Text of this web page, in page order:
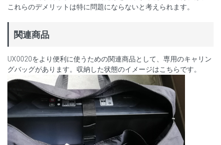
これらのデメリットは特に問題にならないと考えられます。
関連商品
UX0020をより便利に使うための関連商品として、専用のキャリン
グバッグがあります。収納した状態のイメージはこちらです。